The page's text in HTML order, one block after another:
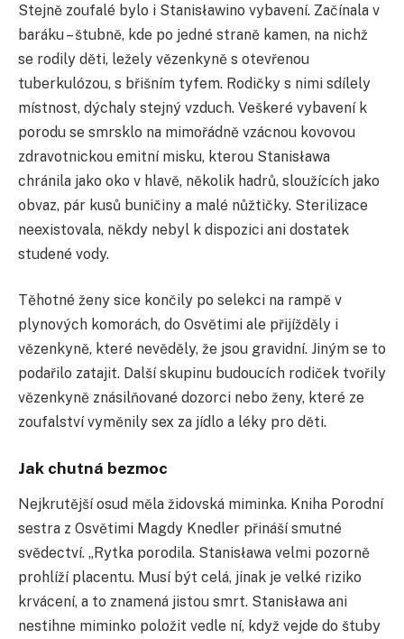
Stejně zoufalé bylo i Stanisławino vybavení. Začínala v
baráku – štubně, kde po jedné straně kamen, na nichž
se rodily děti, ležely vězenkyně s otevřenou
tuberkulózou, s břišním tyfem. Rodičky s nimi sdílely
místnost, dýchaly stejný vzduch. Veškeré vybavení k
porodu se smrsklo na mimořádně vzácnou kovovou
zdravotnickou emitní misku, kterou Stanisława
chránila jako oko v hlavě, několik hadrů, sloužících jako
obvaz, pár kusů buničiny a malé nůžtičky. Sterilizace
neexistovala, někdy nebyl k dispozici ani dostatek
studené vody.
Těhotné ženy sice končily po selekci na rampě v
plynových komorách, do Osvětimi ale přijížděly i
vězenkyně, které nevěděly, že jsou gravidní. Jiným se to
podařilo zatajit. Další skupinu budoucích rodiček tvořily
vězenkyně znásilňované dozorci nebo ženy, které ze
zoufalství vyměnily sex za jídlo a léky pro děti.
Jak chutná bezmoc
Nejkrutější osud měla židovská miminka. Kniha Porodní
sestra z Osvětimi Magdy Knedler přináší smutné
svědectví. „Rytka porodila. Stanisława velmi pozorně
prohlíží placentu. Musí být celá, jinak je velké riziko
krvácení, a to znamená jistou smrt. Stanisława ani
nestihne miminko položit vedle ní, když vejde do štuby